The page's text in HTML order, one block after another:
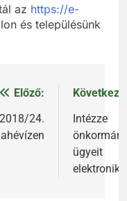
az https://e-
és településünk
Előző:
24.
Intézze
ügyeit